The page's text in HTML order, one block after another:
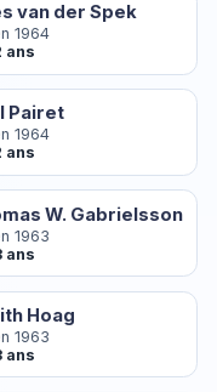
van der Spek
1964
ans
Pairet
1964
ans
W. Gabrielsson
1963
ans
Hoag
1963
ans